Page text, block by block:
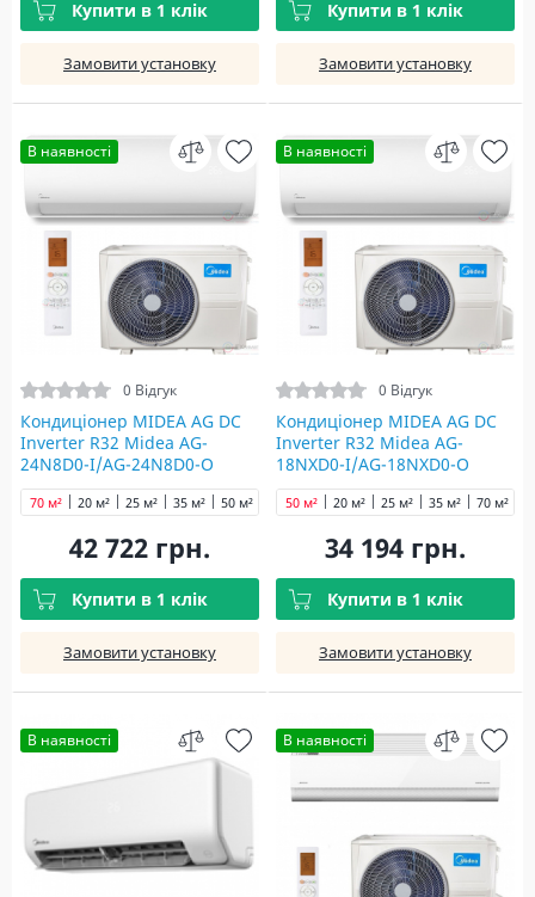
Купити в 1 клік
Замовити установку
Купити в 1 клік
Замовити установку
В наявності
0 Відгук
Кондиціонер MIDEA AG DC
Inverter R32 Midea AG-
24N8D0-I/AG-24N8D0-O
20 м² 25 м² 35 м² 50 м²
70 м²
42 722 грн.
Купити в 1 клік
Замовити установку
В наявності
0 Відгук
Кондиціонер MIDEA AG DC
Inverter R32 Midea AG-
18NXD0-I/AG-18NXD0-O
20 м² 25 м² 35 м²
50 м² 70 м²
34 194 грн.
Купити в 1 клік
Замовити установку
В наявності В наявності